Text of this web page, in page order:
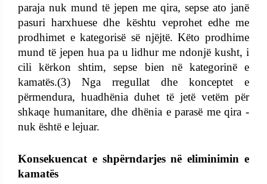
paraja nuk mund të jepen me qira, sepse ato janë
pasuri harxhuese dhe kështu veprohet edhe me
prodhimet e kategorisë së njëjtë. Këto prodhime
mund të jepen hua pa u lidhur me ndonjë kusht, i
cili kërkon shtim, sepse bien në kategorinë e
kamatës.(3) Nga rregullat dhe konceptet e
përmendura, huadhënia duhet të jetë vetëm për
shkaqe humanitare, dhe dhënia e parasë me qira -
nuk është e lejuar.
Konsekuencat e shpërndarjes në eliminimin e
kamatës